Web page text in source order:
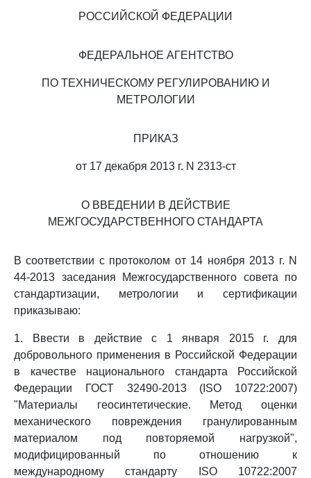
РОССИЙСКОЙ ФЕДЕРАЦИИ
ФЕДЕРАЛЬНОЕ АГЕНТСТВО
ПО ТЕХНИЧЕСКОМУ РЕГУЛИРОВАНИЮ И
МЕТРОЛОГИИ
ПРИКАЗ
от 17 декабря 2013 г. N 2313-ст
О ВВЕДЕНИИ В ДЕЙСТВИЕ
МЕЖГОСУДАРСТВЕННОГО СТАНДАРТА
В соответствии с протоколом от 14 ноября 2013 г. N
44-2013 заседания Межгосударственного совета по
стандартизации, метрологии и сертификации
приказываю:
1. Ввести в действие с 1 января 2015 г. для
добровольного применения в Российской Федерации
в качестве национального стандарта Российской
Федерации ГОСТ 32490-2013 (ISO 10722:2007)
"Материалы геосинтетические. Метод оценки
механического повреждения гранулированным
материалом под повторяемой нагрузкой",
модифицированный по отношению к
международному стандарту ISO 10722:2007